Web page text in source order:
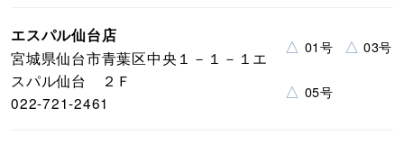
エスパル仙台店
宮城県仙台市青葉区中央１－１－１エ
スパル仙台 ２Ｆ
022-721-2461
△ 01号 △ 03号
△ 05号